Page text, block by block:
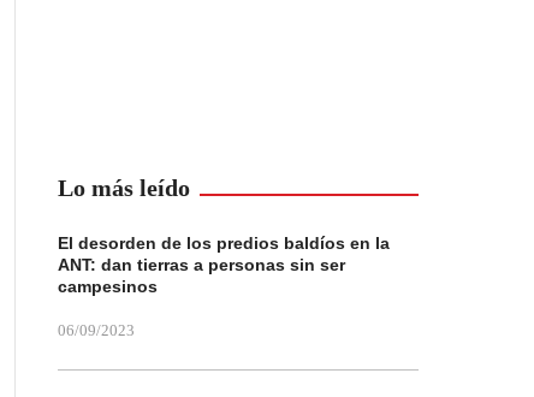
Lo más leído
El desorden de los predios baldíos en la
ANT: dan tierras a personas sin ser
campesinos
06/09/2023